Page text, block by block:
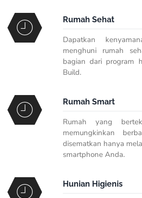
Rumah Sehat
Dapatkan
menghuni rumah
bagian dari program
Build.
Rumah Smart
Rumah yang
memungkinkan
disematkan hanya
smartphone Anda.
Hunian Higienis